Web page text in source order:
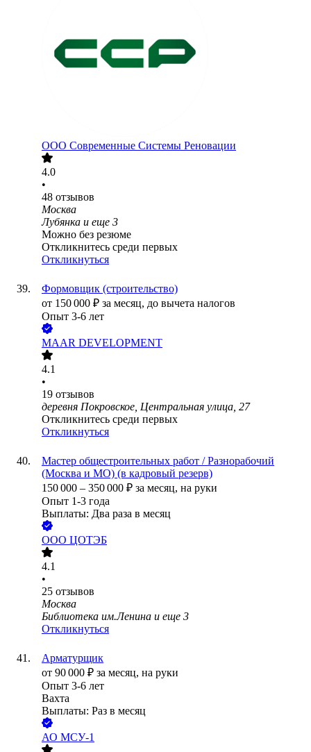
ООО Современные Системы Реновации
4.0
•
48 отзывов
Москва
Лубянка и еще 3
Можно без резюме
Откликнитесь среди первых
Откликнуться
Формовщик (строительство)
от 150 000 ₽ за месяц, до вычета налогов
Опыт 3-6 лет
MAAR DEVELOPMENT
4.1
•
19 отзывов
деревня Покровское, Центральная улица, 27
Откликнитесь среди первых
Откликнуться
Мастер общестроительных работ / Разнорабочий
(Москва и МО) (в кадровый резерв)
150 000 – 350 000 ₽ за месяц, на руки
Опыт 1-3 года
Выплаты: Два раза в месяц
ООО ЦОТЭБ
4.1
•
25 отзывов
Москва
Библиотека им.Ленина и еще 3
Откликнуться
Арматурщик
от 90 000 ₽ за месяц, на руки
Опыт 3-6 лет
Вахта
Выплаты: Раз в месяц
АО МСУ-1